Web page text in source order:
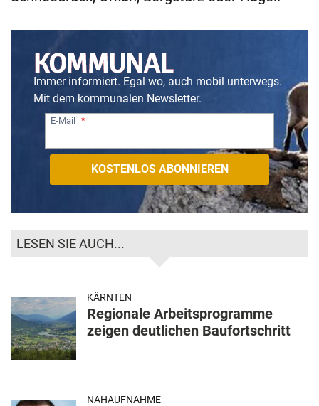
Immer informiert. Egal wo, auch mobil unterwegs.
Mit dem kommunalen Newsletter.
E-Mail
LESEN SIE AUCH...
KÄRNTEN
Regionale Arbeitsprogramme
zeigen deutlichen Baufortschritt
NAHAUFNAHME